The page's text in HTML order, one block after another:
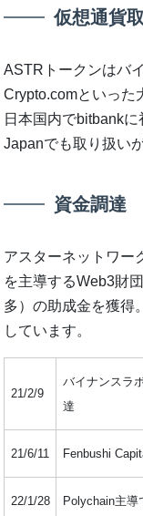
仮想通貨
ASTRトークンはバ
Crypto.comといった
日本国内でbitbank
Japanでも取り扱い
資金調達
アスターネットワー
を主導するWeb3財
多）の助成金を獲得
しています。
21/2/9
バイナンスラ
達
21/6/11 Fenbushi
22/1/28 Polychain主導